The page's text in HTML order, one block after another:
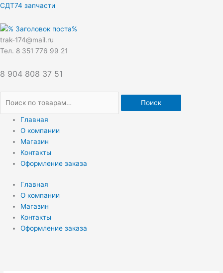
Перейти
содержимому
СДТ74 запчасти
trak-174@mail.ru
Тел. 8 351 776 99 21
8 904 808 37 51
Искать:
Поиск
Главная
О компании
Магазин
Контакты
Оформление заказа
Главная
О компании
Магазин
Контакты
Оформление заказа